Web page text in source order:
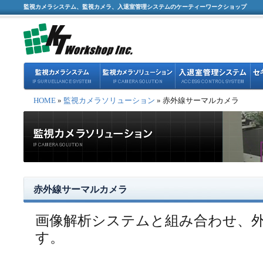
監視カメラシステム、監視カメラ、入退室管理システムのケーティーワークショップ
HOME » 監視カメラソリューション » 赤外線サーマルカメラ
赤外線サーマルカメラ
画像解析システムと組み合わせ、
す。